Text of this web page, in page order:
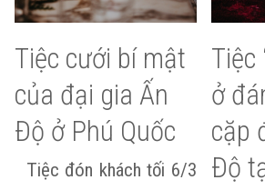
Tiệc cưới bí mật
của đại gia Ấn
Độ ở Phú Quốc
Tiệc đón khách tối 6/3
Tiệc
ở
cặp
Độ